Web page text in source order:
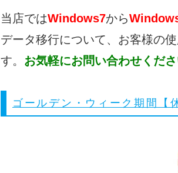
当店ではWindows7から
データ移行について、お客様の
す。 お気軽にお問い合わせくださ
ゴールデン・ウィーク期間【